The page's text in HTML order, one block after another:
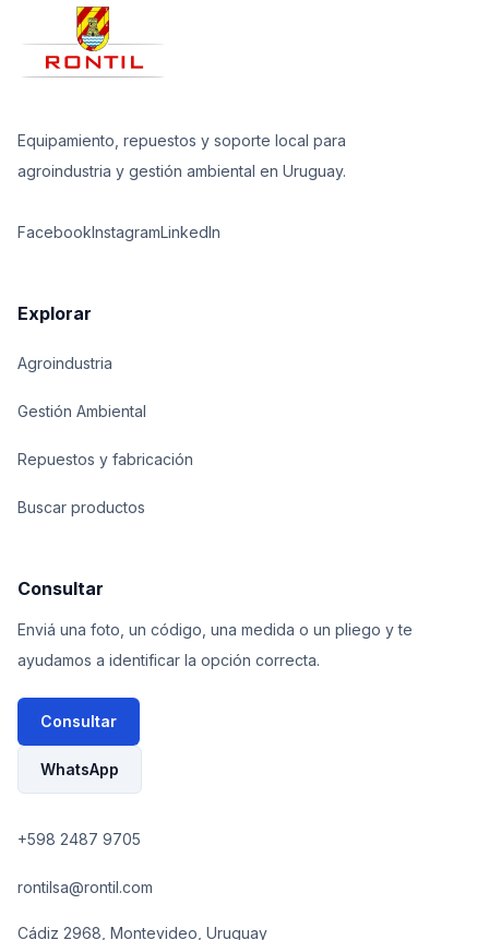
Equipamiento, repuestos y soporte local para
agroindustria y gestión ambiental en Uruguay.
FacebookInstagramLinkedIn
Explorar
Agroindustria
Gestión Ambiental
Repuestos y fabricación
Buscar productos
Consultar
Enviá una foto, un código, una medida o un pliego y te
ayudamos a identificar la opción correcta.
Consultar
WhatsApp
+598 2487 9705
rontilsa@rontil.com
Cádiz 2968, Montevideo, Uruguay